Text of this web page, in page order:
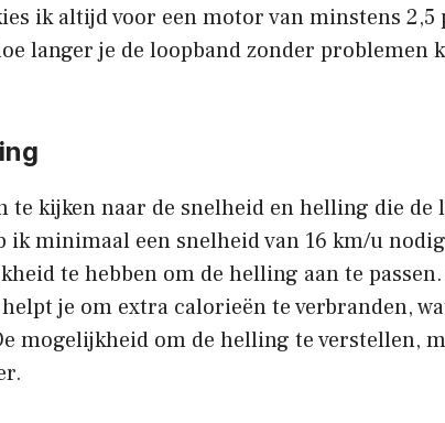
ik altijd voor een motor van minstens 2,5
langer je de loopband zonder problemen
te kijken naar de snelheid en helling die de
minimaal een snelheid van 16 km/u
te hebben om de helling aan te
je om extra calorieën te verbranden,
mogelijkheid om de helling te verstellen,